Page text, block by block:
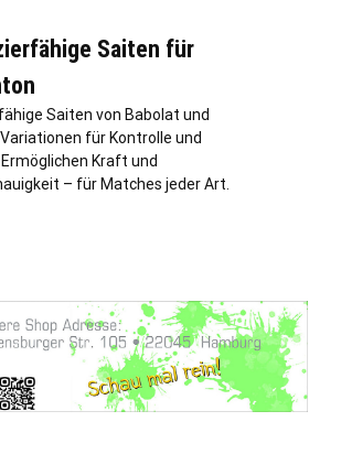
Saiten für
Saiten von Babolat und
Variationen für Kontrolle und
Kraft und
– für Matches jeder Art.